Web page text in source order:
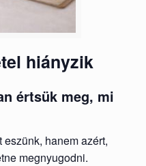
hiányzik
értsük meg, mi
hanem azért,
megnyugodni.